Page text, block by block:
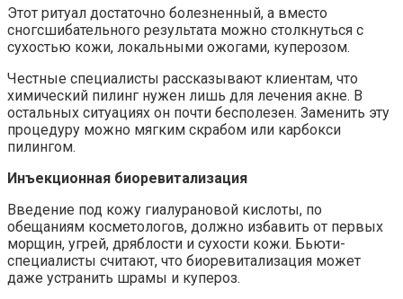
Этот ритуал достаточно болезненный, а вместо
сногсшибательного результата можно столкнуться с
сухостью кожи, локальными ожогами, куперозом.
Честные специалисты рассказывают клиентам, что
химический пилинг нужен лишь для лечения акне. В
остальных ситуациях он почти бесполезен. Заменить эту
процедуру можно мягким скрабом или карбокси
пилингом.
Инъекционная биоревитализация
Введение под кожу гиалурановой кислоты, по
обещаниям косметологов, должно избавить от первых
морщин, угрей, дряблости и сухости кожи. Бьюти-
специалисты считают, что биоревитализация может
даже устранить шрамы и купероз.